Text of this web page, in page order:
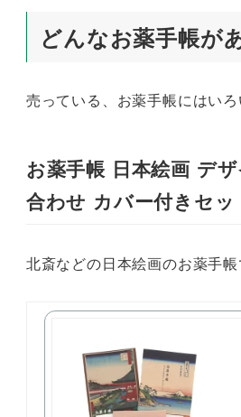
どんなお薬手帳が
売っている、お薬手帳にはいろ
お薬手帳 日本絵画 デ
合わせ カバー付きセッ
北斎などの日本絵画のお薬手帳